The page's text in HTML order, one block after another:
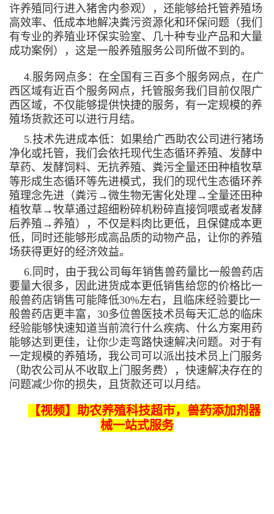
许养殖同行进入猪舍内参观），还能够给托管养殖场
高效率、低成本地解决粪污资源化和环保问题（我们
有专业的养殖业环保实验室、几十种专业产品和大量
成功案例），这是一般养殖服务公司所做不到的。
4.服务网点多：在全国有三百多个服务网点，在广
西区域有近百个服务网点，托管服务我们目前仅限广
西区域，不仅能够提供快捷的服务，有一定规模的养
殖场货款还可以进行月结。
5.技术先进成本低：如果给广西助农公司进行猪场
净化或托管，我们会依托现代生态循环养殖、发酵中
草药、发酵饲料、无抗养殖、粪污全量还田种植牧草
等形成生态循环等先进模式，我们的现代生态循环养
殖理念先进（粪污→微生物无害化处理→全量还田种
植牧草→牧草通过超细粉碎机粉碎直接饲喂或者发酵
后养殖→养殖），不仅是料肉比更低，且保健成本更
低，同时还能够形成高品质的动物产品，让你的养殖
场获得更好的经济效益。
6.同时，由于我公司每年销售兽药量比一般兽药店
要量大很多，因此进货成本更低销售给您的价格比一
般兽药店销售可能降低30%左右，且临床经验要比一
般兽药店更丰富，30多位兽医技术员每天汇总的临床
经验能够快速知道当前流行什么疾病、什么方案用药
能够达到更佳，让你少走弯路快速解决问题。对于有
一定规模的养殖场，我公司可以派出技术员上门服务
（助农公司从不收取上门服务费），快速解决存在的
问题减少你的损失，且货款还可以月结。
【视频】助农养殖科技超市，兽药添加剂器
械一站式服务